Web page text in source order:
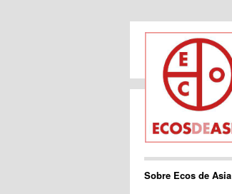
Sobre Ecos de Asia